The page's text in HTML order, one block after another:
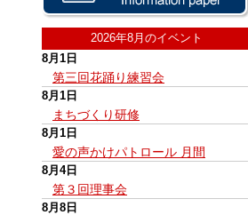
2026年8月のイベント
8月1日
第三回花踊り練習会
8月1日
まちづくり研修
8月1日
愛の声かけパトロール 月間
8月4日
第３回理事会
8月8日